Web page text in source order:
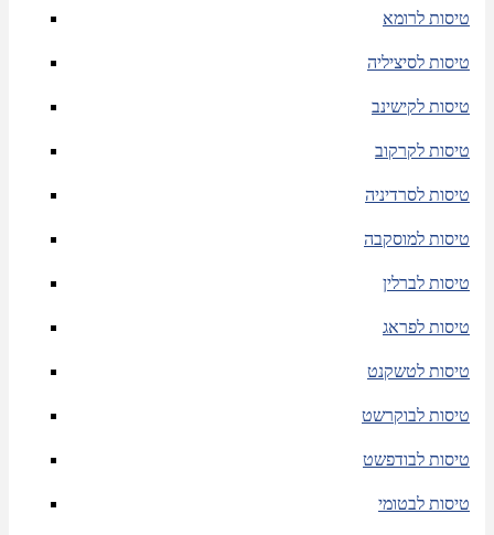
טיסות לרומא
טיסות לסיציליה
טיסות לקישינב
טיסות לקרקוב
טיסות לסרדיניה
טיסות למוסקבה
טיסות לברלין
טיסות לפראג
טיסות לטשקנט
טיסות לבוקרשט
טיסות לבודפשט
טיסות לבטומי